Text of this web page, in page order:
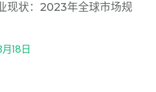
现状：2023年全球市场规
18日